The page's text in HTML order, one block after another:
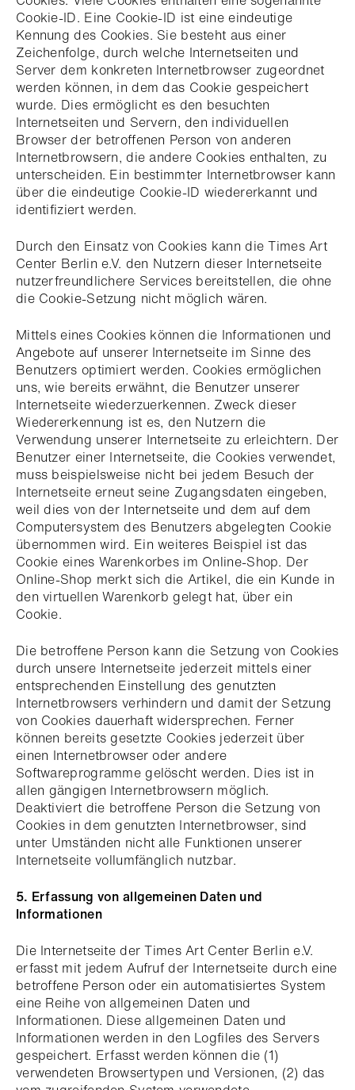
Cookie-ID. Eine Cookie-ID ist eine eindeutige
Kennung des Cookies. Sie besteht aus einer
Zeichenfolge, durch welche Internetseiten und
Server dem konkreten Internetbrowser zugeordnet
werden können, in dem das Cookie gespeichert
wurde. Dies ermöglicht es den besuchten
Internetseiten und Servern, den individuellen
Browser der betroffenen Person von anderen
Internetbrowsern, die andere Cookies enthalten, zu
unterscheiden. Ein bestimmter Internetbrowser kann
über die eindeutige Cookie-ID wiedererkannt und
identifiziert werden.
Durch den Einsatz von Cookies kann die Times Art
Center Berlin e.V. den Nutzern dieser Internetseite
nutzerfreundlichere Services bereitstellen, die ohne
die Cookie-Setzung nicht möglich wären.
Mittels eines Cookies können die Informationen und
Angebote auf unserer Internetseite im Sinne des
Benutzers optimiert werden. Cookies ermöglichen
uns, wie bereits erwähnt, die Benutzer unserer
Internetseite wiederzuerkennen. Zweck dieser
Wiedererkennung ist es, den Nutzern die
Verwendung unserer Internetseite zu erleichtern. Der
Benutzer einer Internetseite, die Cookies verwendet,
muss beispielsweise nicht bei jedem Besuch der
Internetseite erneut seine Zugangsdaten eingeben,
weil dies von der Internetseite und dem auf dem
Computersystem des Benutzers abgelegten Cookie
übernommen wird. Ein weiteres Beispiel ist das
Cookie eines Warenkorbes im Online-Shop. Der
Online-Shop merkt sich die Artikel, die ein Kunde in
den virtuellen Warenkorb gelegt hat, über ein
Cookie.
Die betroffene Person kann die Setzung von Cookies
durch unsere Internetseite jederzeit mittels einer
entsprechenden Einstellung des genutzten
Internetbrowsers verhindern und damit der Setzung
von Cookies dauerhaft widersprechen. Ferner
können bereits gesetzte Cookies jederzeit über
einen Internetbrowser oder andere
Softwareprogramme gelöscht werden. Dies ist in
allen gängigen Internetbrowsern möglich.
Deaktiviert die betroffene Person die Setzung von
Cookies in dem genutzten Internetbrowser, sind
unter Umständen nicht alle Funktionen unserer
Internetseite vollumfänglich nutzbar.
5. Erfassung von allgemeinen Daten und
Informationen
Die Internetseite der Times Art Center Berlin e.V.
erfasst mit jedem Aufruf der Internetseite durch eine
betroffene Person oder ein automatisiertes System
eine Reihe von allgemeinen Daten und
Informationen. Diese allgemeinen Daten und
Informationen werden in den Logfiles des Servers
gespeichert. Erfasst werden können die (1)
verwendeten Browsertypen und Versionen, (2) das